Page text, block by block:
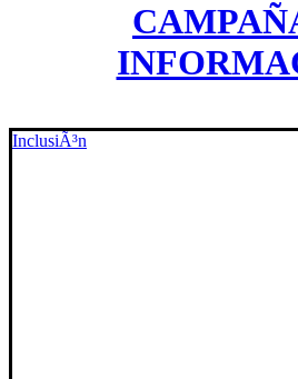
InclusiÃ³n